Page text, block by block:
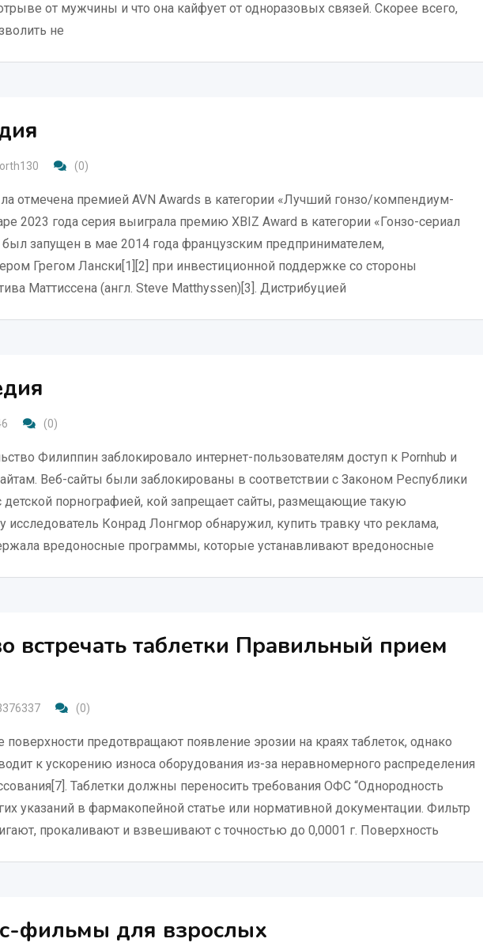
от мужчины и что она кайфует от одноразовых связей. Скорее всего,
не
(0)
отмечена премией AVN Awards в категории «Лучший гонзо/компендиум-
2023 года серия выиграла премию XBIZ Award в категории «Гонзо-сериал
был запущен в мае 2014 года французским предпринимателем,
Грегом Лански[1][2] при инвестиционной поддержке со стороны
Маттиссена (англ. Steve Matthyssen)[3]. Дистрибуцией
(0)
Филиппин заблокировало интернет-пользователям доступ к Pornhub и
Веб-сайты были заблокированы в соответствии с Законом Республики
детской порнографией, кой запрещает сайты, размещающие такую
исследователь Конрад Лонгмор обнаружил, купить травку что реклама,
вредоносные программы, которые устанавливают вредоносные
встречать таблетки Правильный прием
(0)
предотвращают появление эрозии на краях таблеток, однако
к ускорению износа оборудования из-за неравномерного распределения
Таблетки должны переносить требования ОФС “Однородность
указаний в фармакопейной статье или нормативной документации. Фильтр
прокаливают и взвешивают с точностью до 0,0001 г. Поверхность
фильмы для взрослых